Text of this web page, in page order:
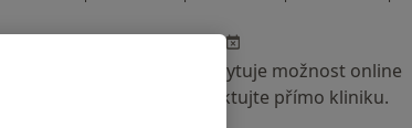
Tato klinika neposkytuje možnost online
objednání. Kontaktujte přímo kliniku.